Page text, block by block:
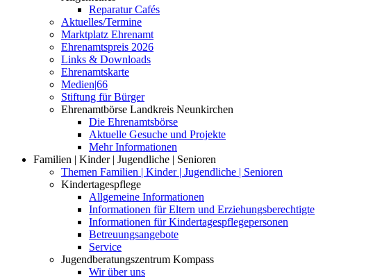
Reparatur Cafés
Aktuelles/Termine
Marktplatz Ehrenamt
Ehrenamtspreis 2026
Links & Downloads
Ehrenamtskarte
Medien|66
Stiftung für Bürger
Ehrenamtbörse Landkreis Neunkirchen
Die Ehrenamtsbörse
Aktuelle Gesuche und Projekte
Mehr Informationen
Familien | Kinder | Jugendliche | Senioren
Themen Familien | Kinder | Jugendliche | Senioren
Kindertagespflege
Allgemeine Informationen
Informationen für Eltern und Erziehungsberechtigte
Informationen für Kindertagespflegepersonen
Betreuungsangebote
Service
Jugendberatungszentrum Kompass
Wir über uns